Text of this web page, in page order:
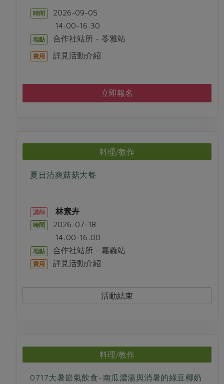
時間 2026-09-05
14:00-16:30
地點 合作社站所 - 苓雅站
費用 詳見活動介紹
立即報名
料理/教作
夏日清爽菇菇大餐
講師 林素卉
時間 2026-07-18
14:00-16:00
地點 合作社站所 - 嘉義站
費用 詳見活動介紹
活動結束
料理/教作
0717大暑節氣飲食~南瓜濃湯與消暑的綠豆椰奶